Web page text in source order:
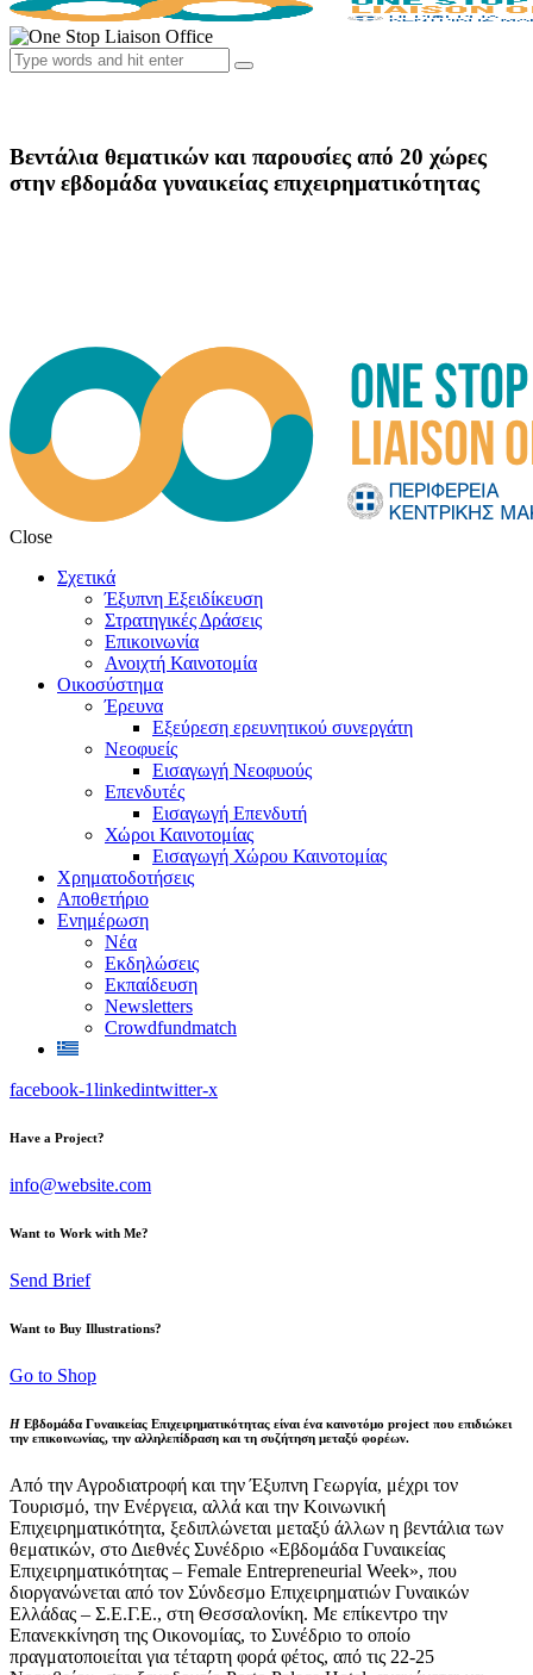
Βεντάλια θεματικών και παρουσίες από 20 χώρες
στην εβδομάδα γυναικείας επιχειρηματικότητας
Close
Σχετικά
Έξυπνη Εξειδίκευση
Στρατηγικές Δράσεις
Επικοινωνία
Ανοιχτή Καινοτομία
Οικοσύστημα
Έρευνα
Εξεύρεση ερευνητικού συνεργάτη
Νεοφυείς
Εισαγωγή Νεοφυούς
Επενδυτές
Εισαγωγή Επενδυτή
Χώροι Καινοτομίας
Εισαγωγή Χώρου Καινοτομίας
Χρηματοδοτήσεις
Αποθετήριο
Ενημέρωση
Νέα
Εκδηλώσεις
Εκπαίδευση
Newsletters
Crowdfundmatch
facebook-1linkedintwitter-x
Have a Project?
info@website.com
Want to Work with Me?
Send Brief
Want to Buy Illustrations?
Go to Shop
Η Εβδομάδα Γυναικείας Επιχειρηματικότητας είναι ένα καινοτόμο project που επιδιώκει
την επικοινωνίας, την αλληλεπίδραση και τη συζήτηση μεταξύ φορέων.
Από την Αγροδιατροφή και την Έξυπνη Γεωργία, μέχρι τον
Τουρισμό, την Ενέργεια, αλλά και την Κοινωνική
Επιχειρηματικότητα, ξεδιπλώνεται μεταξύ άλλων η βεντάλια των
θεματικών, στο Διεθνές Συνέδριο «Εβδομάδα Γυναικείας
Επιχειρηματικότητας – Female Entrepreneurial Week», που
διοργανώνεται από τον Σύνδεσμο Επιχειρηματιών Γυναικών
Ελλάδας – Σ.Ε.Γ.Ε., στη Θεσσαλονίκη. Με επίκεντρο την
Επανεκκίνηση της Οικονομίας, το Συνέδριο το οποίο
πραγματοποιείται για τέταρτη φορά φέτος, από τις 22-25